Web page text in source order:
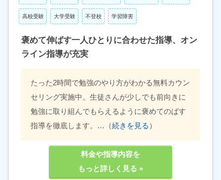
高校受験 大学受験 不登校 学習障害
褒めて伸ばす一人ひとりに合わせた指導、オン
ライン指導が充実
たった2時間で勉強のやり方がわかる無料カウン
セリング実施中。生徒さんが少しでも前向きに
勉強に取り組んでもらえるように褒めてのばす
指導を徹底します。…（続きを見る ）
料金や指導内容を
もっと詳しく見る »